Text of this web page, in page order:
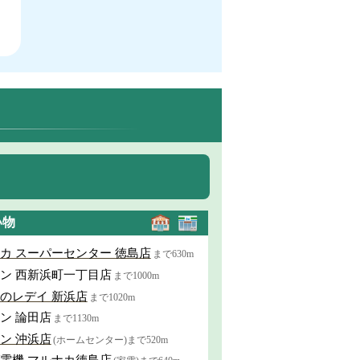
スーパーセンター 徳島店 まで630m
西新浜町一丁目店 まで1000m
レデイ 新浜店 まで1020m
論田店 まで1130m
沖浜店(ホームセンター)まで520m